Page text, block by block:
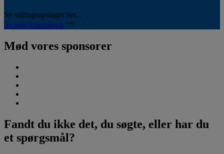
Se stillingsopslaget her...
Se hele kalenderen
Mød vores sponsorer
Fandt du ikke det, du søgte, eller har du
et spørgsmål?